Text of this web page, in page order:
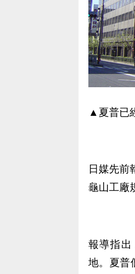
▲夏普已
日媒先前
龜山工廠
報導指出
地。夏普